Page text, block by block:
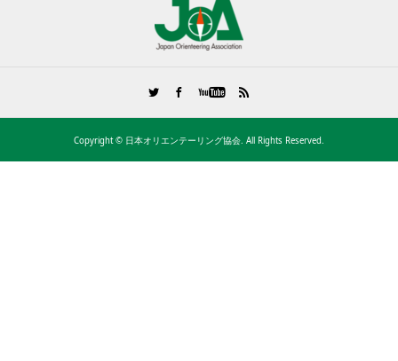
Copyright © 日本オリエンテーリング協会. All Rights Reserved.